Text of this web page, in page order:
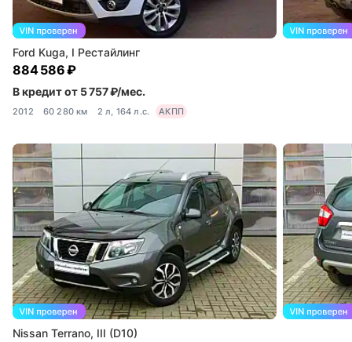
Ford Kuga, I Рестайлинг
884 586 ₽
В кредит от 5 757 ₽/мес.
2012 60 280 км 2 л, 164 л.с. АКПП
Nissan Terrano, III (D10)